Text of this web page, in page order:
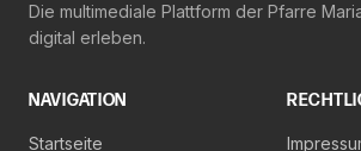
Die multimediale Plattform der Pfarre
digital erleben.
NAVIGATION
Startseite